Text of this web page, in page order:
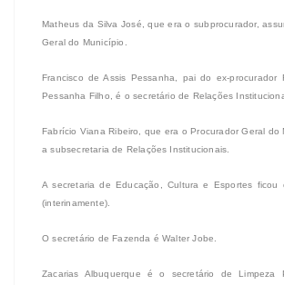
Matheus da Silva José, que era o subprocurador,
Geral do Município.
Francisco de Assis Pessanha, pai do ex-procurador
Pessanha Filho, é o secretário de Relações
Fabrício Viana Ribeiro, que era o Procurador Geral do
a subsecretaria de Relações Institucionais.
A secretaria de Educação, Cultura e Esportes ficou
(interinamente).
O secretário de Fazenda é Walter Jobe.
Zacarias Albuquerque é o secretário de Limpeza